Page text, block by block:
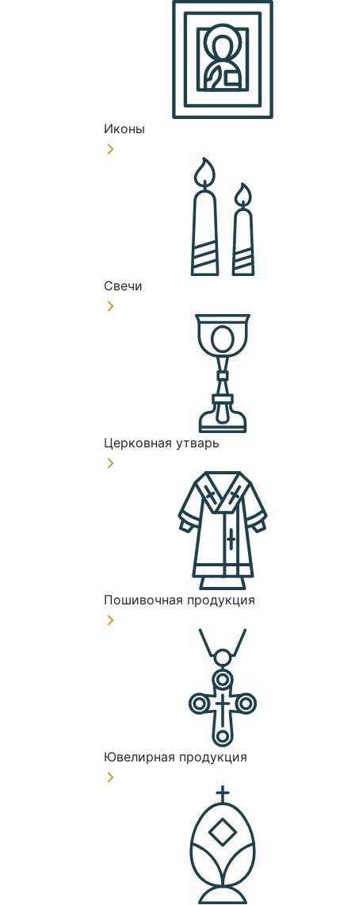
Иконы
Свечи
Церковная утварь
Пошивочная продукция
Ювелирная продукция